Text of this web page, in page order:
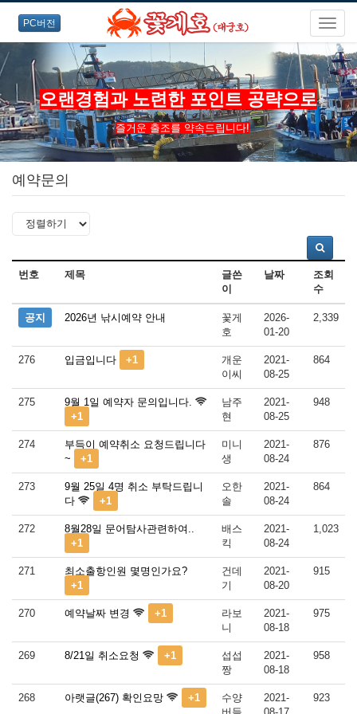
PC버전
오랜경험과 노련한 포인트 공략으로
즐거운 출조를 약속드립니다!
예약문의
번호 제목
글쓴
이
날짜
조회
수
공지 2026년 낚시예약 안내
꽃게
호
2026-
01-20
2,339
276 입금입니다 +1
개운
이씨
2021-
08-25
864
275
9월 1일 예약자 문의입니다.
+1
남주
현
2021-
08-25
948
274
부득이 예약취소 요청드립니다
~
+1
미니
생
2021-
08-24
876
273
9월 25일 4명 취소 부탁드립니
다
+1
오한
솔
2021-
08-24
864
272
8월28일 문어탐사관련하여..
+1
배스
킥
2021-
08-24
1,023
271
최소출항인원 몇명인가요?
+1
건데
기
2021-
08-20
915
270 예약날짜 변경 +1
라보
니
2021-
08-18
975
269 8/21일 취소요청 +1
섭섭
짱
2021-
08-18
958
268 아랫글(267) 확인요망 +1
수양
2021-
923